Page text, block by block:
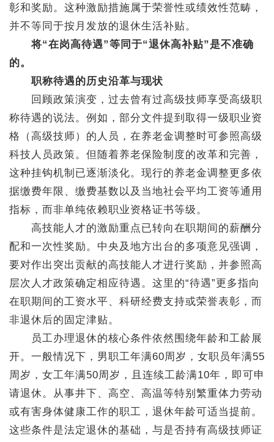
彰和奖励。这种激励措施属于荣誉性或绩效性范畴，
并不等同于按月发放的退休生活补贴。
将“在岗高待遇”等同于“退休高补贴”是不准确
的。
职称待遇的历史沿革与现状
回顾政策演变，过去曾有过高级技师享受高级职
称待遇的说法。例如，部分文件提到取得一级职业资
格（高级技师）的人员，在养老金调整时可参照高级
科技人员政策。但随着养老保险制度的改革和完善，
这种挂钩机制已逐渐淡化。现行的养老金调整更多依
据缴费年限、缴费基数以及当地社会平均工资等通用
指标，而非单纯依赖职业资格证书等级。
高技能人才的激励重点已转向在职期间的薪酬分
配和一次性奖励。中央及地方出台的多项意见强调，
要对作出突出贡献的高技能人才进行奖励，并参照高
层次人才政策确定相应待遇。这里的“待遇”更多指向
在职期间的工资水平、科研经费支持或荣誉表彰，而
非退休后的固定津贴。
员工办理退休的核心条件依然围绕年龄和工龄展
开。一般情况下，男职工年满60周岁，女职员年满55
周岁，女工年满50周岁，且连续工龄满10年，即可申
请退休。从事井下、高空、高温等特别繁重体力劳动
或有害身体健康工作的职工，退休年龄可适当提前。
这些条件是法定退休的基础，与是否持有高级技师证